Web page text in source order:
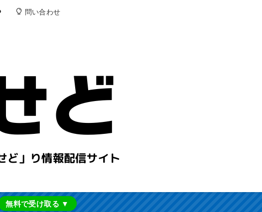
問い合わせ
無料で受け取る ▼